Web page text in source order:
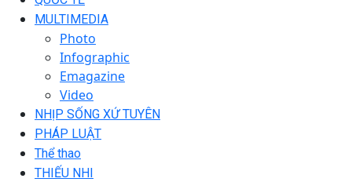
MULTIMEDIA
Photo
Infographic
Emagazine
Video
NHỊP SỐNG XỨ TUYÊN
PHÁP LUẬT
Thể thao
THIẾU NHI